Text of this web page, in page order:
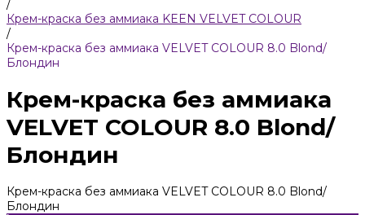
/
Крем-краска без аммиака KEEN VELVET COLOUR
/
Крем-краска без аммиака VELVET COLOUR 8.0 Blond/
Блондин
Крем-краска без аммиака
VELVET COLOUR 8.0 Blond/
Блондин
Крем-краска без аммиака VELVET COLOUR 8.0 Blond/
Блондин